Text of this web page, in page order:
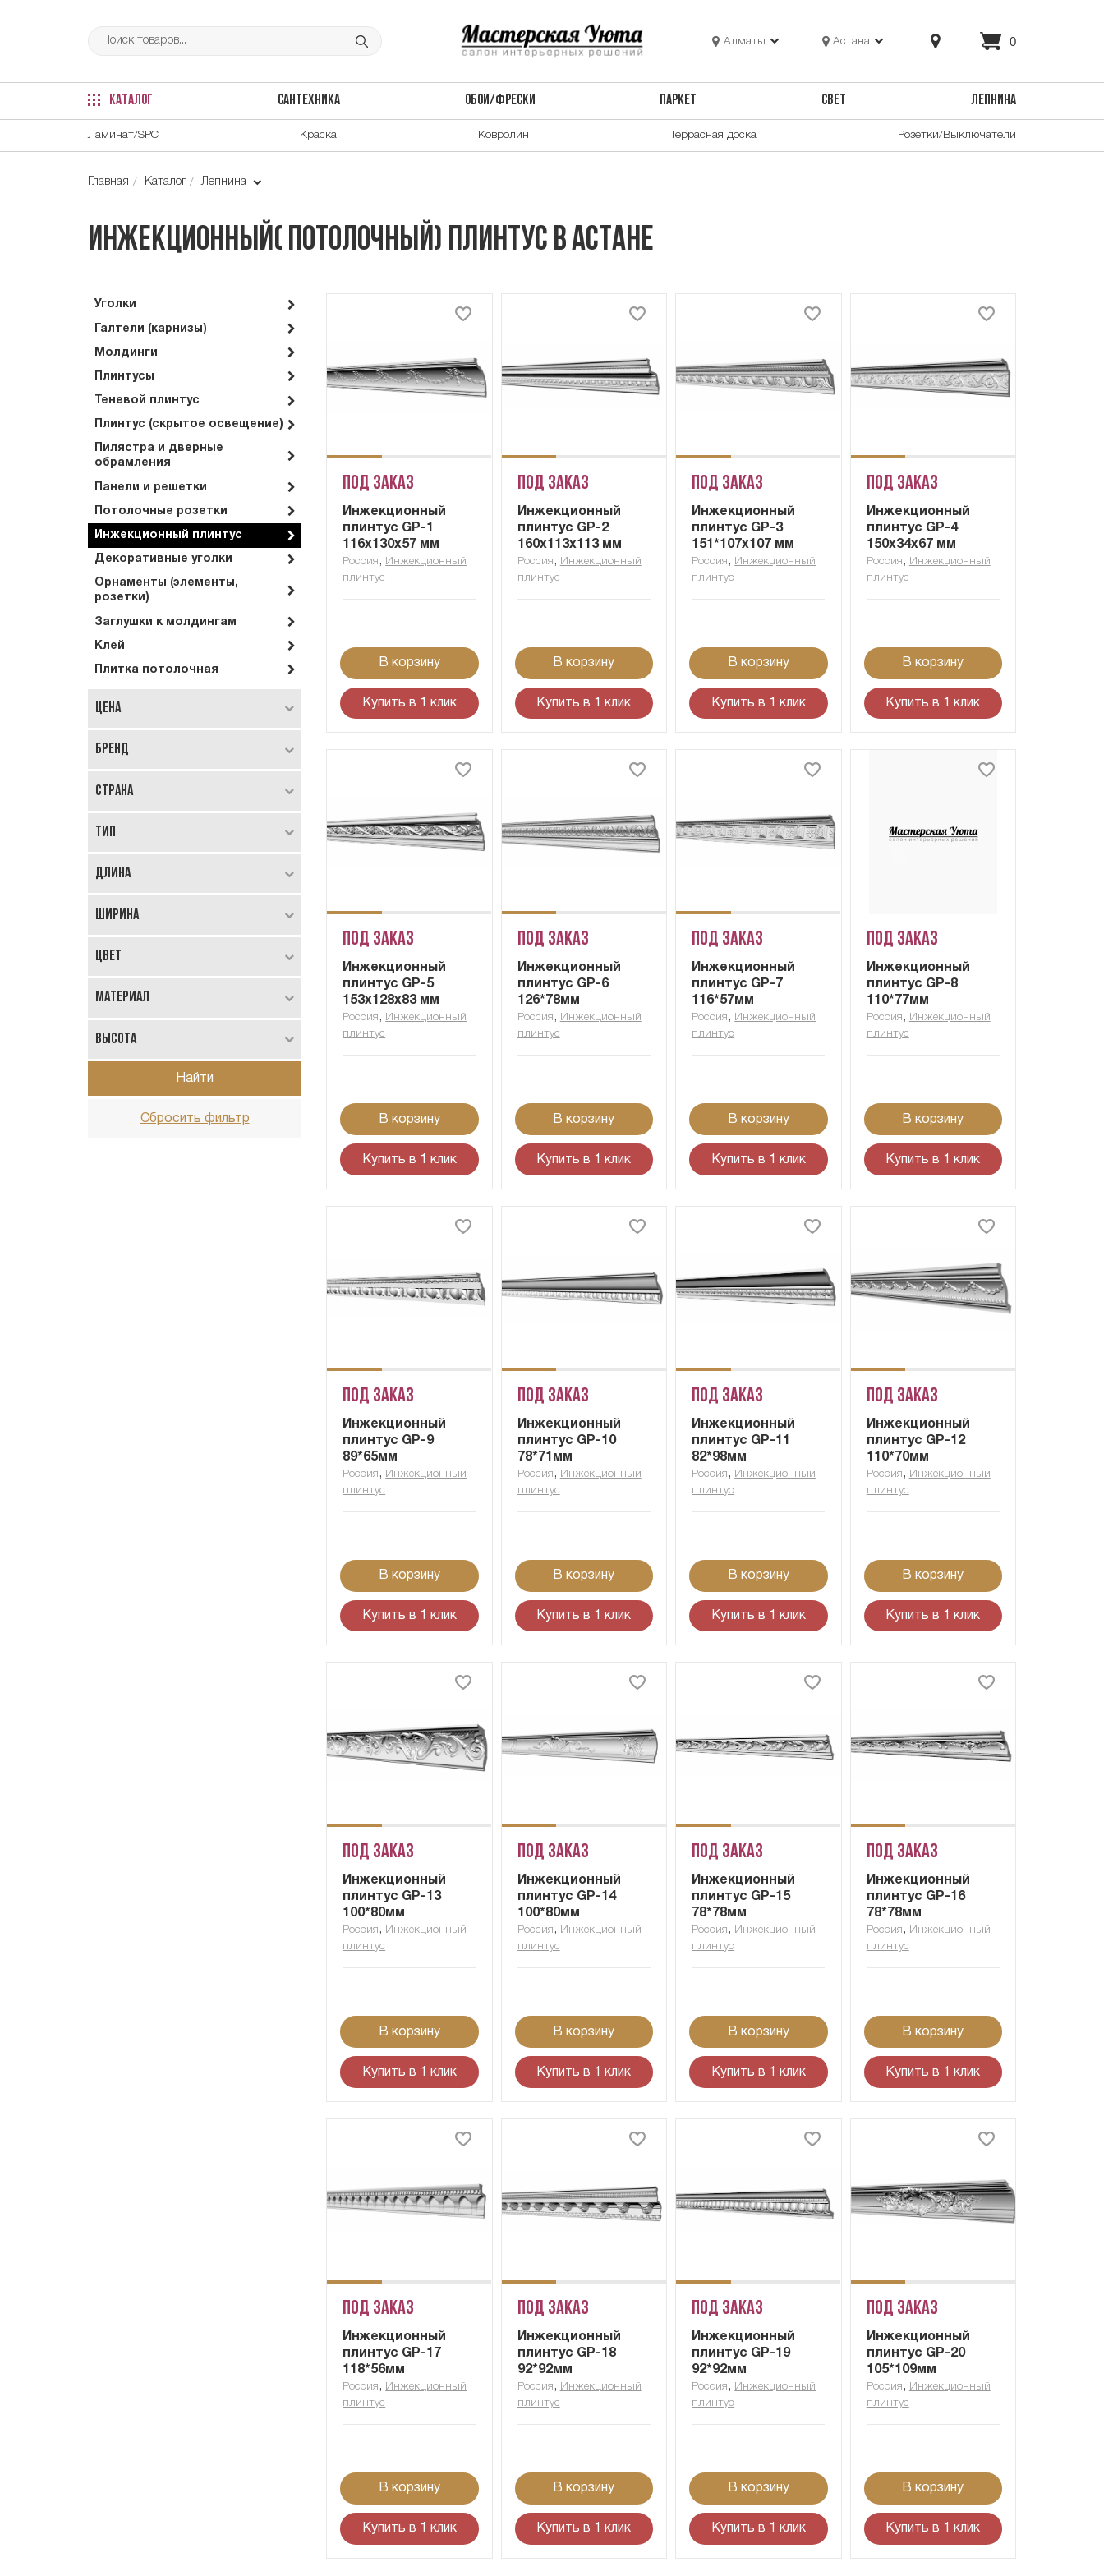
Алматы Астана 0
КАТАЛОГ САНТЕХНИКА ОБОИ/ФРЕСКИ ПАРКЕТ СВЕТ ЛЕПНИНА
Ламинат/SPC Краска Ковролин Террасная доска Розетки/Выключатели
Главная Каталог Лепнина
Инжекционный( потолочный) плинтус в Астане
Уголки
Галтели (карнизы)
Молдинги
Плинтусы
Теневой плинтус
Плинтус (скрытое освещение)
Пилястра и дверные
обрамления
Панели и решетки
Потолочные розетки
Инжекционный плинтус
Декоративные уголки
Орнаменты (элементы,
розетки)
Заглушки к молдингам
Клей
Плитка потолочная
Цена
Бренд
Страна
Тип
Длина
Ширина
Цвет
Материал
Высота
Найти
Сбросить фильтр
Под заказ
Инжекционный
плинтус GP-1
116x130x57 мм
Россия , Инжекционный
плинтус
В корзину
Купить в 1 клик
Под заказ
Инжекционный
плинтус GP-2
160х113х113 мм
Россия , Инжекционный
плинтус
В корзину
Купить в 1 клик
Под заказ
Инжекционный
плинтус GP-3
151*107х107 мм
Россия , Инжекционный
плинтус
В корзину
Купить в 1 клик
Под заказ
Инжекционный
плинтус GP-4
150х34х67 мм
Россия , Инжекционный
плинтус
В корзину
Купить в 1 клик
Под заказ
Инжекционный
плинтус GP-5
153х128х83 мм
Россия , Инжекционный
плинтус
В корзину
Купить в 1 клик
Под заказ
Инжекционный
плинтус GP-6
126*78мм
Россия , Инжекционный
плинтус
В корзину
Купить в 1 клик
Под заказ
Инжекционный
плинтус GP-7
116*57мм
Россия , Инжекционный
плинтус
В корзину
Купить в 1 клик
Под заказ
Инжекционный
плинтус GP-8
110*77мм
Россия , Инжекционный
плинтус
В корзину
Купить в 1 клик
Под заказ
Инжекционный
плинтус GP-9
89*65мм
Россия , Инжекционный
плинтус
В корзину
Купить в 1 клик
Под заказ
Инжекционный
плинтус GP-10
78*71мм
Россия , Инжекционный
плинтус
В корзину
Купить в 1 клик
Под заказ
Инжекционный
плинтус GP-11
82*98мм
Россия , Инжекционный
плинтус
В корзину
Купить в 1 клик
Под заказ
Инжекционный
плинтус GP-12
110*70мм
Россия , Инжекционный
плинтус
В корзину
Купить в 1 клик
Под заказ
Инжекционный
плинтус GP-13
100*80мм
Россия , Инжекционный
плинтус
В корзину
Купить в 1 клик
Под заказ
Инжекционный
плинтус GP-14
100*80мм
Россия , Инжекционный
плинтус
В корзину
Купить в 1 клик
Под заказ
Инжекционный
плинтус GP-15
78*78мм
Россия , Инжекционный
плинтус
В корзину
Купить в 1 клик
Под заказ
Инжекционный
плинтус GP-16
78*78мм
Россия , Инжекционный
плинтус
В корзину
Купить в 1 клик
Под заказ
Инжекционный
плинтус GP-17
118*56мм
Россия , Инжекционный
плинтус
В корзину
Купить в 1 клик
Под заказ
Инжекционный
плинтус GP-18
92*92мм
Россия , Инжекционный
плинтус
В корзину
Купить в 1 клик
Под заказ
Инжекционный
плинтус GP-19
92*92мм
Россия , Инжекционный
плинтус
В корзину
Купить в 1 клик
Под заказ
Инжекционный
плинтус GP-20
105*109мм
Россия , Инжекционный
плинтус
В корзину
Купить в 1 клик